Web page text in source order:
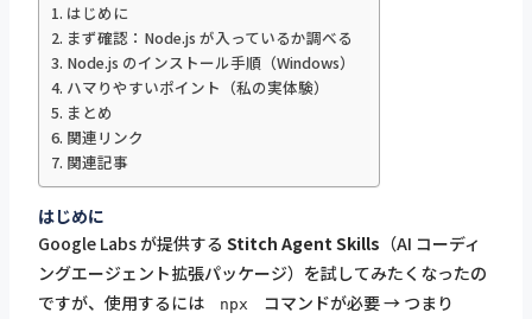
はじめに
まず確認：Node.js が入っているか調べる
Node.js のインストール手順（Windows）
ハマりやすいポイント（私の実体験）
まとめ
関連リンク
関連記事
はじめに
Google Labs が提供する Stitch Agent Skills （AI コーディ
ングエージェント拡張パッケージ）を試してみたくなったの
ですが、使用するには
npx
コマンドが必要 → つまり